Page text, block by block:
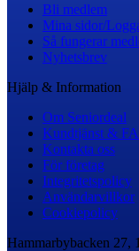
Bli medlem
Mina sidor/
Så fungerar
Nyhetsbrev
Hjälp & Information
Om Seniordeal
Kundtjänst &
Kontakta oss
För företag
Integritetspolicy
Användarvillkor
Cookiepolicy
Hammarbybacken 27,